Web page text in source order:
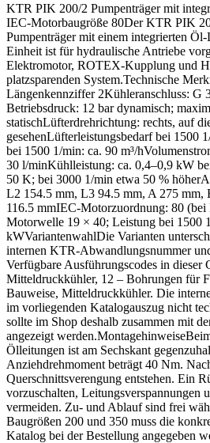
KTR PIK 200/2 Pumpenträger mit
IEC-Motorbaugröße 80Der KTR PIK
Pumpenträger mit einem integrierten
Einheit ist für hydraulische Antriebe
Elektromotor, ROTEX-Kupplung und
platzsparenden System.Technische
Längenkennziffer 2Kühleranschluss: G
Betriebsdruck: 12 bar dynamisch;
statischLüfterdrehrichtung: rechts, auf
gesehenLüfterleistungsbedarf bei 1500
bei 1500 1/min: ca. 90 m³/
30 l/minKühlleistung: ca. 0,4–0,9 kW
50 K; bei 3000 1/min etwa 50 %
L2 154.5 mm, L3 94.5 mm, A 275 mm,
116.5 mmIEC-Motorzuordnung: 80 (bei
Motorwelle 19 × 40; Leistung bei 1500
kWVariantenwahlDie Varianten
internen KTR-Abwandlungsnummer
Verfügbare Ausführungscodes in dieser
Mitteldruckkühler, 12 – Bohrungen für
Bauweise, Mitteldruckkühler. Die
im vorliegenden Katalogauszug nicht
sollte im Shop deshalb zusammen mit
angezeigt
Ölleitungen ist am Sechskant
Anziehdrehmoment beträgt 40 Nm.
Querschnittsverengung entstehen. Ein
vorzuschalten, Leitungsverspannungen
vermeiden. Zu- und Ablauf sind frei
Baugrößen 200 und 350 muss die
Katalog bei der Bestellung angegeben